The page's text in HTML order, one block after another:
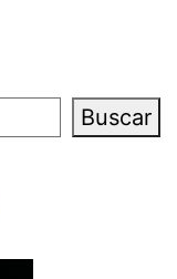
Buscar